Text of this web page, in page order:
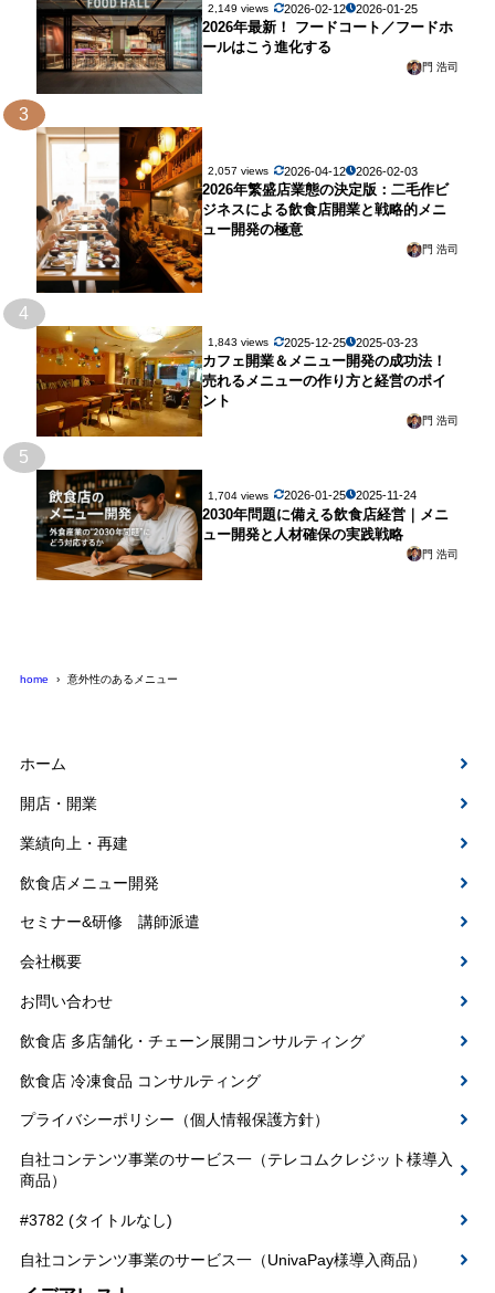
2,149 views 2026-02-12 2026-01-25
2026年最新！ フードコート／フードホ
ールはこう進化する
門 浩司
3
2,057 views 2026-04-12 2026-02-03
2026年繁盛店業態の決定版：二毛作ビ
ジネスによる飲食店開業と戦略的メニ
ュー開発の極意
門 浩司
4
1,843 views 2025-12-25 2025-03-23
カフェ開業＆メニュー開発の成功法！
売れるメニューの作り方と経営のポイ
ント
門 浩司
5
1,704 views 2026-01-25 2025-11-24
2030年問題に備える飲食店経営｜メニ
ュー開発と人材確保の実践戦略
門 浩司
home 意外性のあるメニュー
ホーム
開店・開業
業績向上・再建
飲食店メニュー開発
セミナー&研修 講師派遣
会社概要
お問い合わせ
飲食店 多店舗化・チェーン展開コンサルティング
飲食店 冷凍食品 コンサルティング
プライバシーポリシー（個人情報保護方針）
自社コンテンツ事業のサービス一（テレコムクレジット様導入
商品）
#3782 (タイトルなし)
自社コンテンツ事業のサービス一（UnivaPay様導入商品）